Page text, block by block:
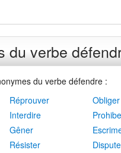
du verbe
du verbe défendre :
Réprouver Obliger
Interdire
Gêner
Résister